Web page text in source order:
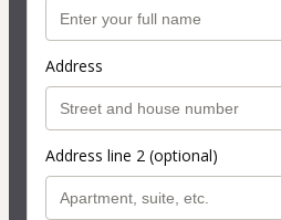
Address
Address line 2 (optional)